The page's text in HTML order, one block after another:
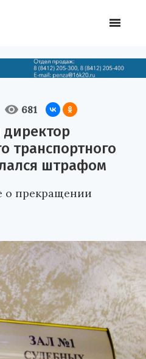
681
транспортного
штрафом
о прекращении